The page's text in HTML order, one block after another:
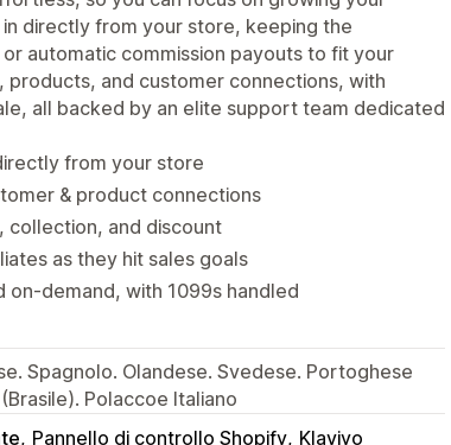
directly from your store, keeping the
automatic commission payouts to fit your
products, and customer connections, with
all backed by an elite support team dedicated
from your store
& product connections
collection, and discount
as they hit sales goals
on-demand, with 1099s handled
Spagnolo. Olandese. Svedese. Portoghese
Polaccoe Italiano
Pannello di controllo Shopify Klaviyo